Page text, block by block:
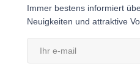
Immer bestens informiert
Neuigkeiten und attraktive